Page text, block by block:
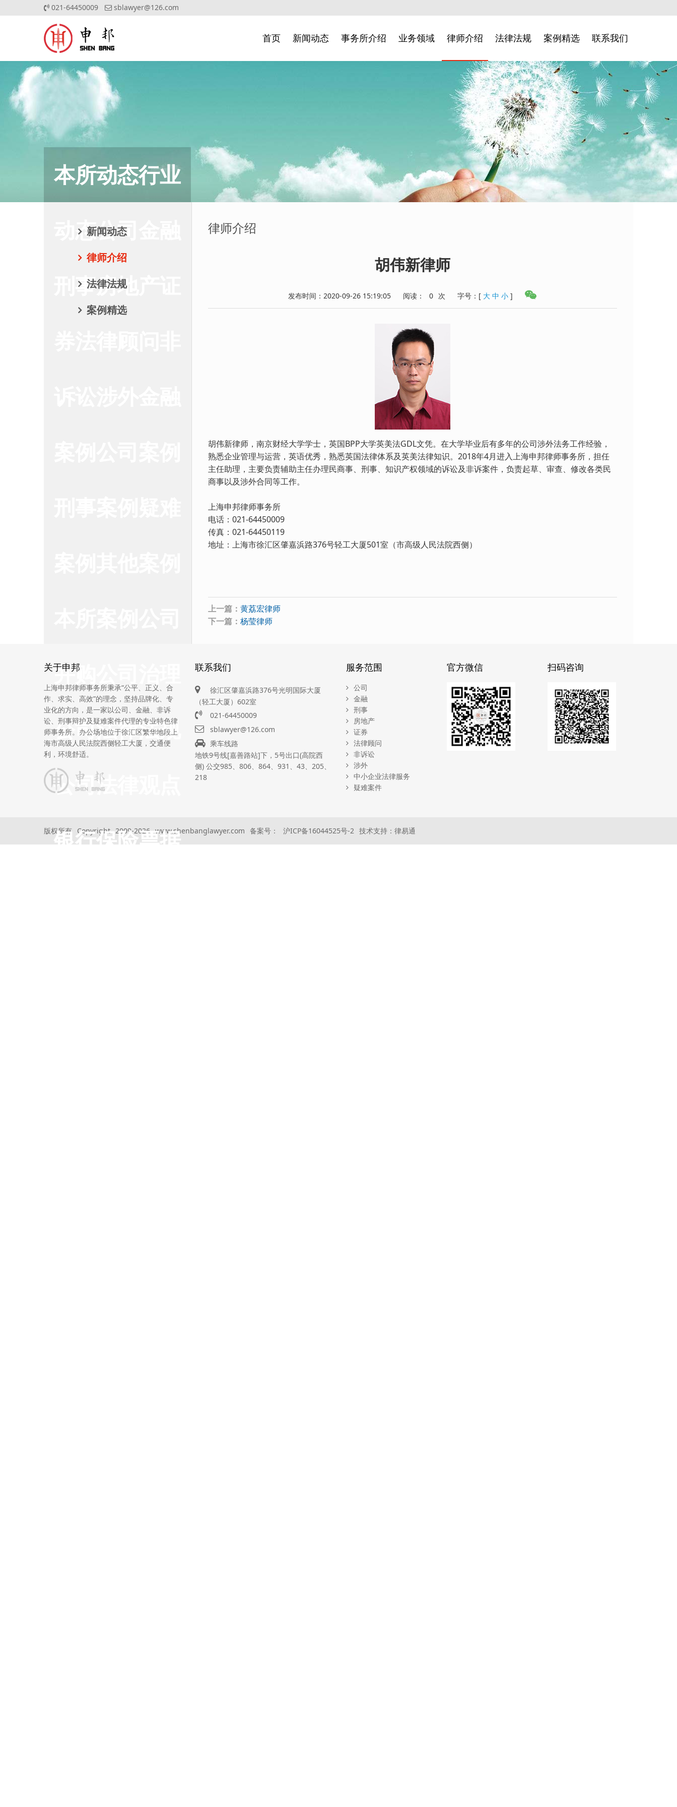
021-64450009 sblawyer@126.com
首页 新闻动态 事务所介绍 业务领域 律师介绍 法律法规 案例精选 联系我们
本所动态行业
动态公司金融
刑事房地产证
并购公司治理
公司法律法规
公司法律观点
银行保险票据
新闻动态
律师介绍
法律法规
案例精选
律师介绍
胡伟新律师
发布时间：2020-09-26 15:19:05 阅读： 0 次 字号： [ 大 中 小 ]
胡伟新律师，南京财经大学学士，英国BPP大学英美法GDL文凭。在大学毕业后有多年的公司涉外法务工作经验，
熟悉企业管理与运营，英语优秀，熟悉英国法律体系及英美法律知识。2018年4月进入上海申邦律师事务所，担任
主任助理，主要负责辅助主任办理民商事、刑事、知识产权领域的诉讼及非诉案件，负责起草、审查、修改各类民
商事以及涉外合同等工作。
上海申邦律师事务所
电话：021-64450009
传真：021-64450119
地址：上海市徐汇区肇嘉浜路376号轻工大厦501室（市高级人民法院西侧）
上一篇： 黄荔宏律师
下一篇： 杨莹律师
关于申邦
上海申邦律师事务所秉承“公平、正义、合
作、求实、高效”的理念，坚持品牌化、专
业化的方向，是一家以公司、金融、非诉
讼、刑事辩护及疑难案件代理的专业特色律
师事务所。办公场地位于徐汇区繁华地段上
海市高级人民法院西侧轻工大厦，交通便
利，环境舒适。
联系我们
徐汇区肇嘉浜路376号光明国际大厦
（轻工大厦）602室
021-64450009
sblawyer@126.com
乘车线路
地铁9号线[嘉善路站]下，5号出口(高院西
侧) 公交985、806、864、931、43、205、
218
服务范围
公司
金融
刑事
房地产
证券
法律顾问
非诉讼
涉外
中小企业法律服务
疑难案件
官方微信 扫码咨询
版权所有 Copyright 2009-2026 www.shenbanglawyer.com 备案号： 沪ICP备16044525号-2 技术支持： 律易通